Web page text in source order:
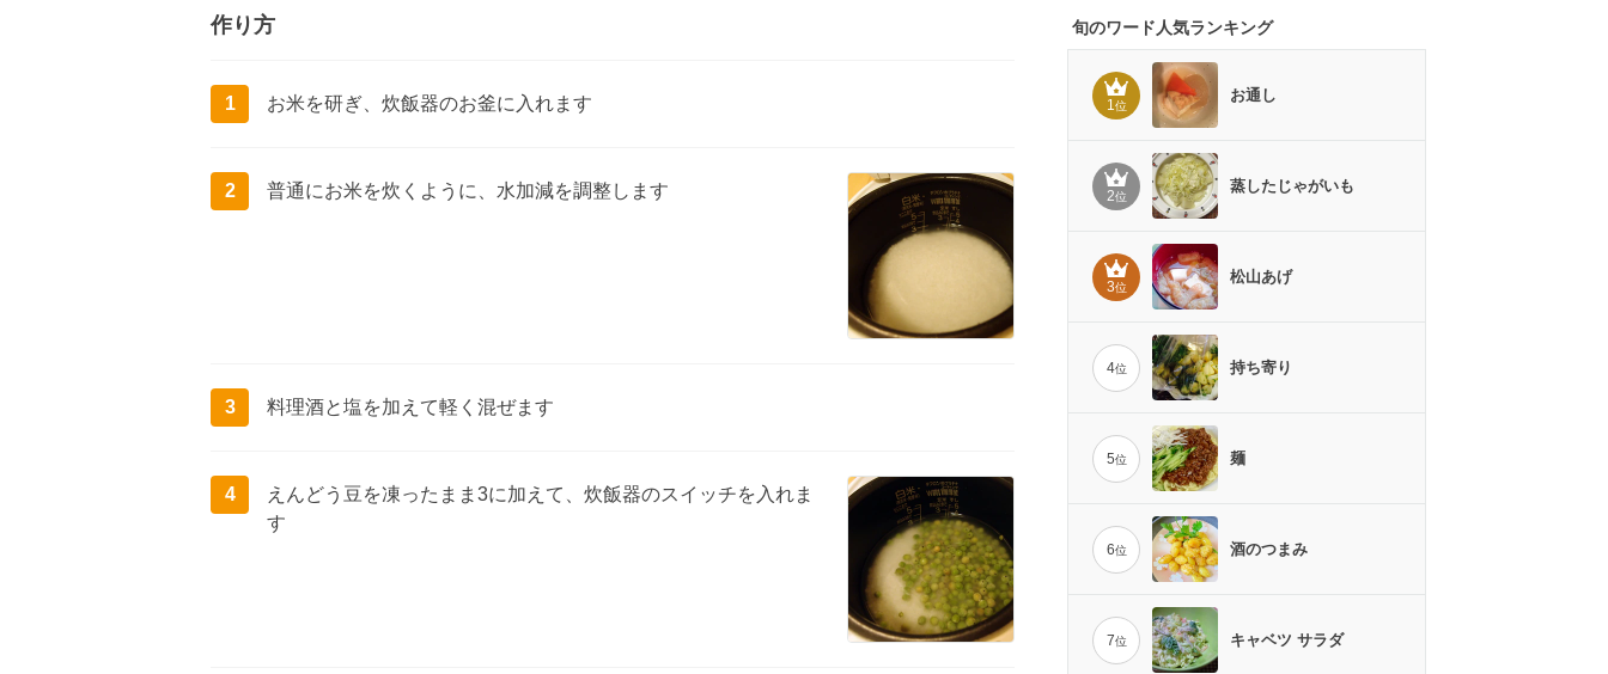
作り方
1 お米を研ぎ、炊飯器のお釜に入れます
2 普通にお米を炊くように、水加減を調整します
3 料理酒と塩を加えて軽く混ぜます
4
えんどう豆を凍ったまま3に加えて、炊飯器のスイッチを入れま
す
旬のワード人気ランキング
1位
お通し
2位
蒸したじゃがいも
3位
松山あげ
4位 持ち寄り
5位 麺
6位 酒のつまみ
7位 キャベツ サラダ